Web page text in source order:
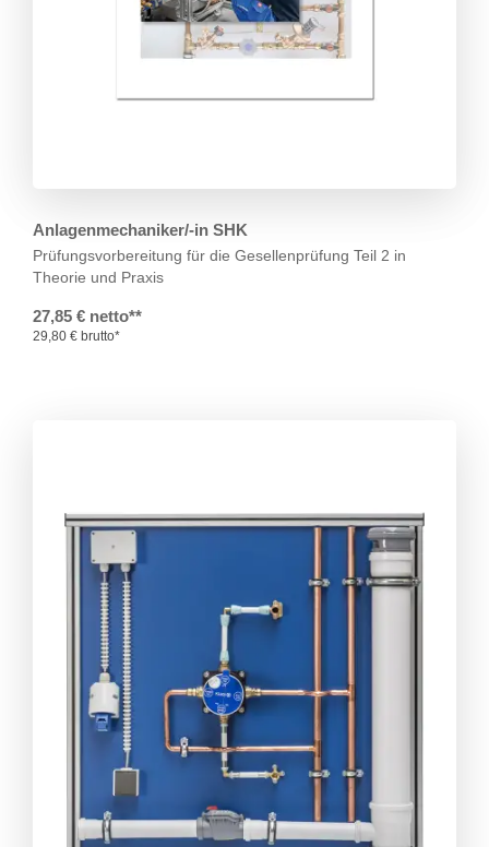
Anlagenmechaniker/-in SHK
Prüfungsvorbereitung für die Gesellenprüfung Teil 2 in
Theorie und Praxis
27,85 € netto**
29,80 € brutto*